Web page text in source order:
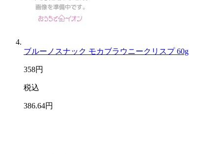
ブルーノスナック モカブラウニークリスプ 60g
358円
税込
386.64円